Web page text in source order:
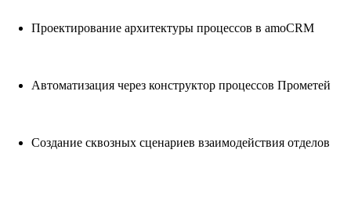
Проектирование архитектуры процессов в amoCRM
Автоматизация через конструктор процессов Прометей
Создание сквозных сценариев взаимодействия отделов